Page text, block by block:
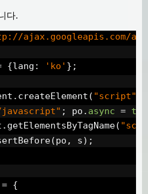
다.
ajax.googleapis.com/
{lang : 'ko' };
. createElement ( "script"
; po . async =
. getElementsByTagName(
(po , s);
= {